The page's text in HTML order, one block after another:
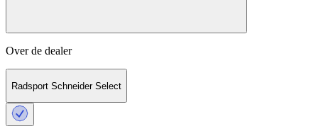
Over de dealer
Radsport Schneider Select